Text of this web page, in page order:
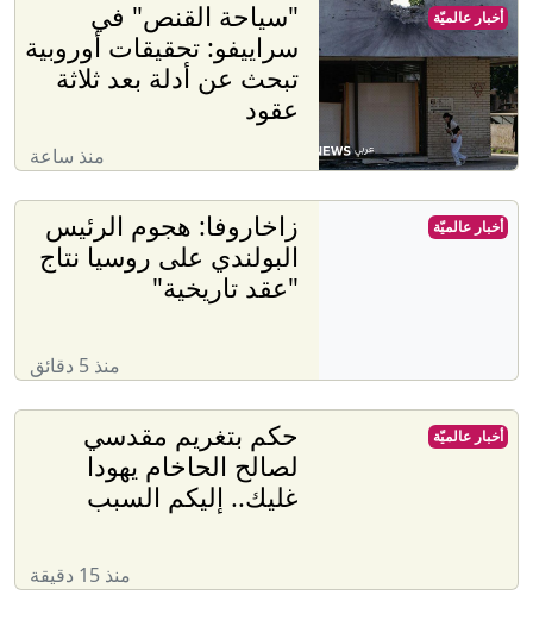
"سياحة القنص" في
سراييفو: تحقيقات أوروبية
تبحث عن أدلة بعد ثلاثة
عقود
منذ ساعة
أخبار عالميّة
زاخاروفا: هجوم الرئيس
البولندي على روسيا نتاج
"عقد تاريخية"
منذ 5 دقائق
حكم بتغريم مقدسي
لصالح الحاخام يهودا
غليك.. إليكم السبب
منذ 15 دقيقة